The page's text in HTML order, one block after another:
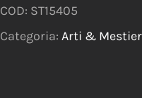
COD: ST15405
Categoria: Arti &